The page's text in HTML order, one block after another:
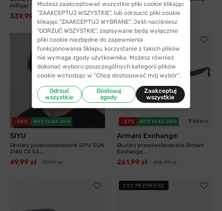
Hifliger 1811...
339,99 zł 538,99 zł
8055 003 58...
325,99 zł 413,99 zł
-50% WYSYŁKA 24H
SIYU
Okulary przeciwsłoneczne SIYU SUN
2140 C3 53...
49,99 zł 99,99 zł
-37% WYSYŁKA 24H 3 kolory
Armani Exchange
Okulary przeciwsłoneczne Armani
Exchange...
261,99 zł 416,99 zł
PRZYMIERZ
Możesz zaakceptować wszystkie pliki cookie klikając
"ZAAKCEPTUJ WSZYSTKIE", lub odrzucić pliki cookie
klikając "ZAAKCEPTUJ WYBRANE". Jeśli naciśniesz
"ODRZUĆ WSZYSTKIE", zapisywane będą wyłącznie
pliki cookie niezbędne do zapewnienia
funkcjonowania Sklepu, korzystanie z takich plików
nie wymaga zgody użytkownika. Możesz również
dokonać wyboru poszczególnych kategorii plików
cookie wchodząc w “Chcę dostosować mój wybór”.
Odrzuć
wszystkie
Dostosuj
zgody
Zaakceptuj
wszystkie